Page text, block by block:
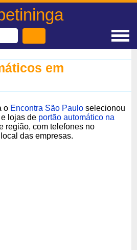
em
o Encontra São Paulo selecionou
lojas de portão automático na
região, com telefones no
das empresas.